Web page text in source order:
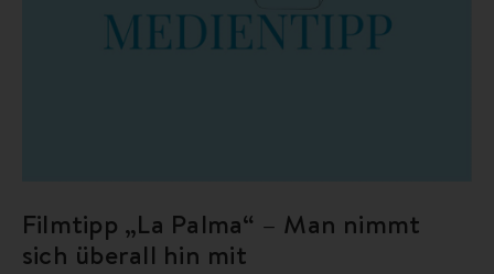
Filmtipp „La Palma“ – Man nimmt
sich überall hin mit